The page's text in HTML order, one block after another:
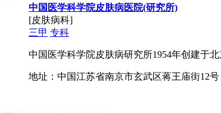
中国医学科学院皮肤病医院(研究所)
[皮肤病科]
三甲 专科
中国医学科学院皮肤病研究所1954年创建于
地址：中国江苏省南京市玄武区蒋王庙街12号